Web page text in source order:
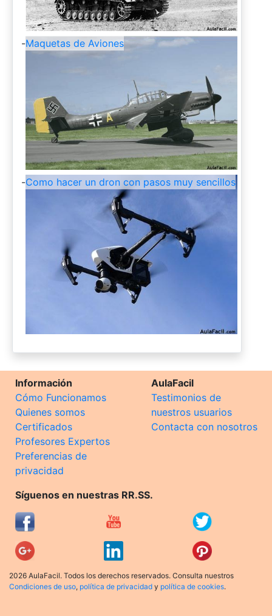
-Maquetas de Aviones
-Como hacer un dron con pasos muy sencillos
Información
Cómo Funcionamos
Quienes somos
Certificados
Profesores Expertos
Preferencias de
privacidad
AulaFacil
Testimonios de
nuestros usuarios
Contacta con nosotros
Síguenos en nuestras RR.SS.
2026 AulaFacil. Todos los derechos reservados. Consulta nuestros
Condiciones de uso, política de privacidad y política de cookies.